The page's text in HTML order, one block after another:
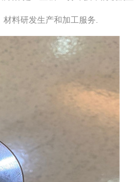
料研发生产和加工服务.